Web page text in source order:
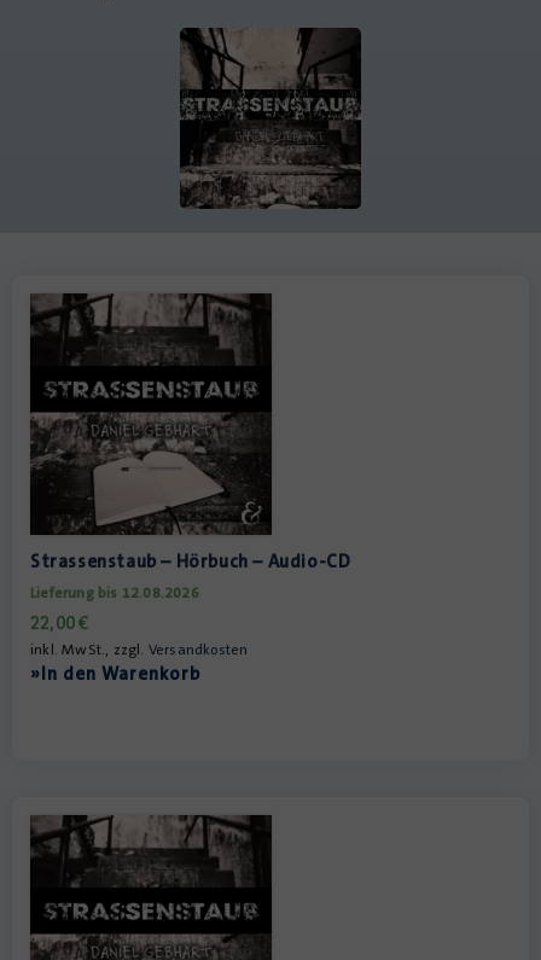
Strassenstaub – Hörbuch – Audio-CD
Lieferung bis 12.08.2026
22,00€
inkl. MwSt., zzgl. Versandkosten
»In den Warenkorb